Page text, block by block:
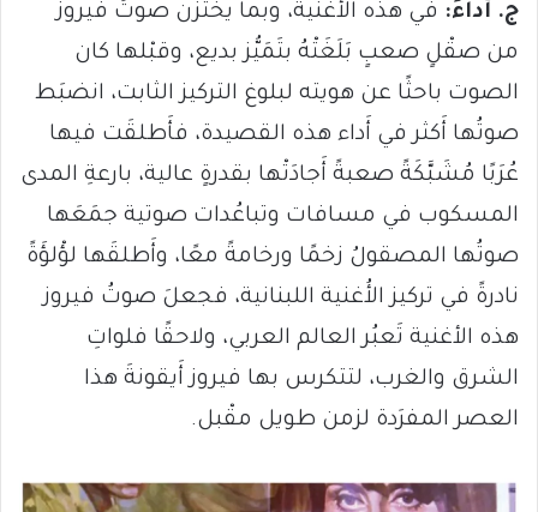
ج. أَداءً: في هذه الأُغنية، وبما يختزن صوتُ فيروز
من صقْلٍ صعبٍ بَلَغَتْهُ بتَمَيُّز بديع، وقبْلها كان
الصوت باحثًا عن هويته لبلوغ التركيز الثابت، انضبَط
صوتُها أَكثر في أَداء هذه القصيدة، فأَطلقَت فيها
عُرَبًا مُشَبَّكَةً صعبةً أَجادَتْها بقدرةٍ عالية، بارعةِ المدى
المسكوب في مسافات وتباعُدات صوتية جمَعَها
صوتُها المصقولُ زخمًا ورخامةً معًا، وأَطلقَها لؤْلؤَةً
نادرةً في تركيز الأُغنية اللبنانية، فجعلَ صوتُ فيروز
هذه الأغنية تَعبُر العالم العربي، ولاحقًا فلواتِ
الشرق والغرب، لتتكرس بها فيروز أَيقونةَ هذا
العصر المفرَدة لزمن طويل مقْبل.